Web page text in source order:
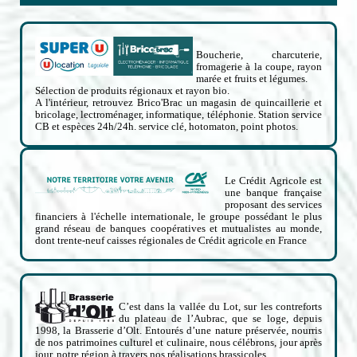
Boucherie, charcuterie,
fromagerie à la coupe, rayon
marée et fruits et légumes.
Sélection de produits régionaux et rayon bio.
A l'intérieur, retrouvez Brico'Brac un magasin de quincaillerie et
bricolage, lectroménager, informatique, téléphonie. Station service
CB et espèces 24h/24h. service clé, hotomaton, point photos.
Le Crédit Agricole est
une banque française
proposant des services
financiers à l'échelle internationale, le groupe possédant le plus
grand réseau de banques coopératives et mutualistes au monde,
dont trente-neuf caisses régionales de Crédit agricole en France
C’est dans la vallée du Lot, sur les contreforts
du plateau de l’Aubrac, que se loge, depuis
1998, la Brasserie d’Olt. Entourés d’une nature préservée, nourris
de nos patrimoines culturel et culinaire, nous célébrons, jour après
jour, notre région à travers nos réalisations brassicoles.